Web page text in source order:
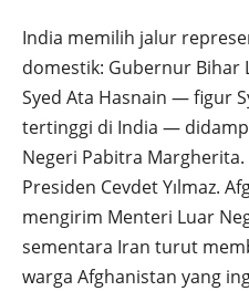
India memilih jalur
domestik: Gubernur Bihar
Syed Ata Hasnain — figur
tertinggi di India —
Negeri Pabitra
Presiden Cevdet Yılmaz.
mengirim Menteri Luar
sementara Iran turut
warga Afghanistan yang